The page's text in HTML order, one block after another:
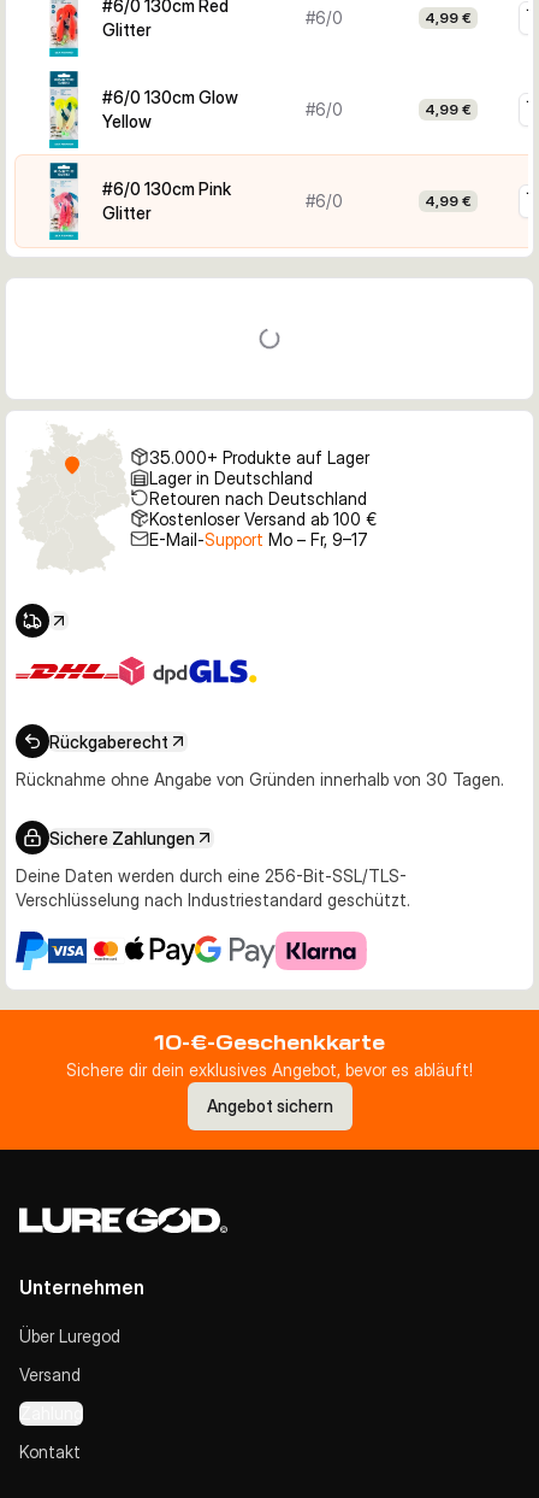
Dekor für wenig Licht oder Glitzerfarben für stärkere
optische Reize wählen.
#6/0 130cm Red
Glitter
#6/0 4,99 €
#6/0 130cm Glow
Yellow
#6/0 4,99 €
#6/0 130cm Pink
Glitter
#6/0 4,99 €
35.000+ Produkte auf Lager
Lager in Deutschland
Retouren nach Deutschland
Kostenloser Versand ab 100 €
E-Mail-Support Mo – Fr, 9–17
Rückgaberecht
Rücknahme ohne Angabe von Gründen innerhalb von 30 Tagen.
Sichere Zahlungen
Deine Daten werden durch eine 256-Bit-SSL/TLS-
Verschlüsselung nach Industriestandard geschützt.
10-€-Geschenkkarte
Sichere dir dein exklusives Angebot, bevor es abläuft!
Angebot sichern
Unternehmen
Über Luregod
Versand
Zahlung
Kontakt